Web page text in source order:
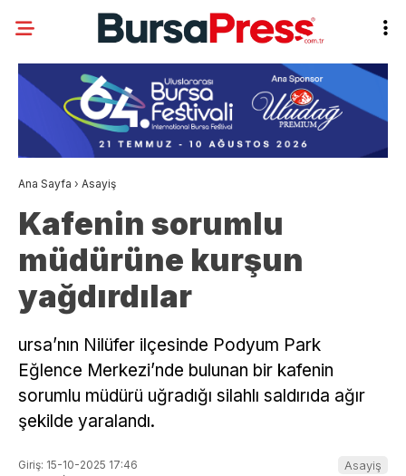
Ana Sayfa › Asayiş
Kafenin sorumlu
müdürüne kurşun
yağdırdılar
ursa’nın Nilüfer ilçesinde Podyum Park
Eğlence Merkezi’nde bulunan bir kafenin
sorumlu müdürü uğradığı silahlı saldırıda ağır
şekilde yaralandı.
Giriş: 15-10-2025 17:46
Asayiş